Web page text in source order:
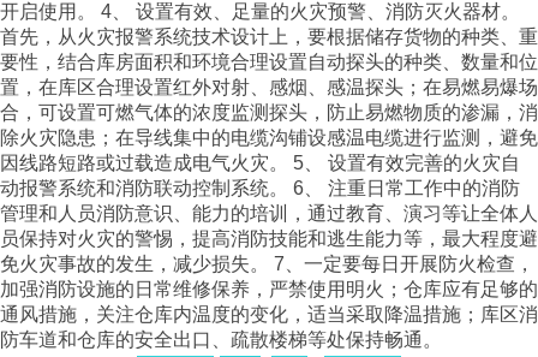
开启使用。 4、 设置有效、足量的火灾预警、消防灭火器材。
首先，从火灾报警系统技术设计上，要根据储存货物的种类、重
要性，结合库房面积和环境合理设置自动探头的种类、数量和位
置，在库区合理设置红外对射、感烟、感温探头；在易燃易爆场
合，可设置可燃气体的浓度监测探头，防止易燃物质的渗漏，消
除火灾隐患；在导线集中的电缆沟铺设感温电缆进行监测，避免
因线路短路或过载造成电气火灾。 5、 设置有效完善的火灾自
动报警系统和消防联动控制系统。 6、 注重日常工作中的消防
管理和人员消防意识、能力的培训，通过教育、演习等让全体人
员保持对火灾的警惕，提高消防技能和逃生能力等，最大程度避
免火灾事故的发生，减少损失。 7、一定要每日开展防火检查，
加强消防设施的日常维修保养，严禁使用明火；仓库应有足够的
通风措施，关注仓库内温度的变化，适当采取降温措施；库区消
防车道和仓库的安全出口、疏散楼梯等处保持畅通。